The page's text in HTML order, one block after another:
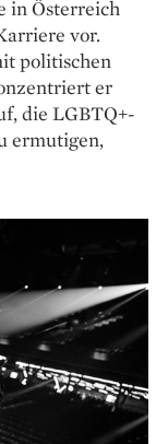
in Österreich
vor.
politischen
er
die LGBTQ+-
er­mutigen,